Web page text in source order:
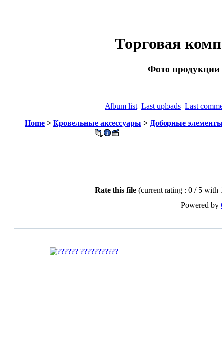
Торговая
Фото продукции
Album list Last uploads Last
Home > Кровельные аксессуары > Доборные
Rate this file (current rating : 0 / 5 with
Powered by